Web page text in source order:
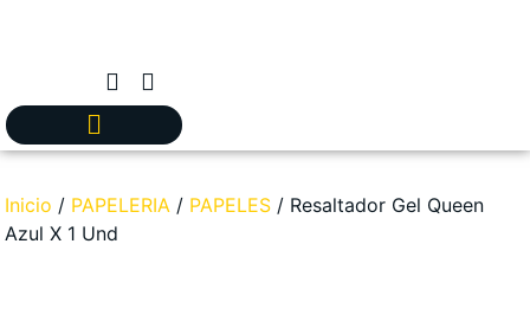
Inicio / PAPELERIA / PAPELES / Resaltador Gel Queen
Azul X 1 Und